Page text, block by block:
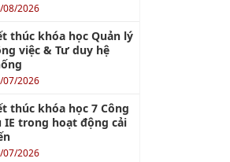
08/2026
thúc khóa học Quản lý
việc & Tư duy hệ
07/2026
thúc khóa học 7 Công
IE trong hoạt động cải
07/2026